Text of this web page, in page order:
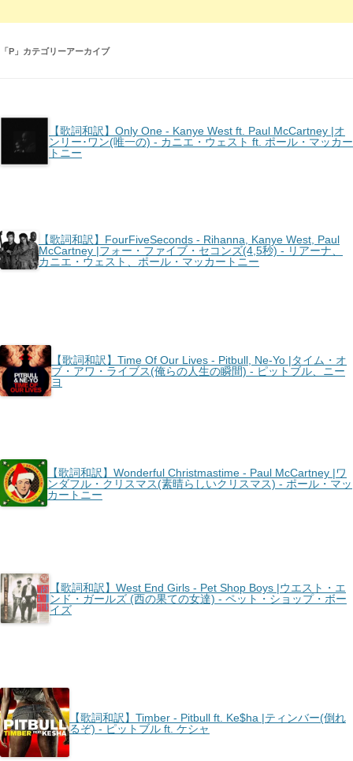
「P 」カテゴリーアーカイブ
【歌詞和訳】Only One - Kanye West ft. Paul McCartney |オ
ンリー･ワン(唯一の) - カニエ・ウェスト ft. ポール・マッカー
トニー
【歌詞和訳】FourFiveSeconds - Rihanna, Kanye West, Paul
McCartney |フォー・ファイブ・セコンズ(4,5秒) - リアーナ、
カニエ・ウェスト、ポール・マッカートニー
【歌詞和訳】Time Of Our Lives - Pitbull, Ne-Yo |タイム・オ
ブ・アワ・ライブス(俺らの人生の瞬間) - ピットブル、ニー
ヨ
【歌詞和訳】Wonderful Christmastime - Paul McCartney |ワ
ンダフル・クリスマス(素晴らしいクリスマス) - ポール・マッ
カートニー
【歌詞和訳】West End Girls - Pet Shop Boys |ウエスト・エ
ンド・ガールズ (西の果ての女達) - ペット・ショップ・ボー
イズ
【歌詞和訳】Timber - Pitbull ft. Ke$ha |ティンバー(倒れ
るぞ) - ピットブル ft. ケシャ